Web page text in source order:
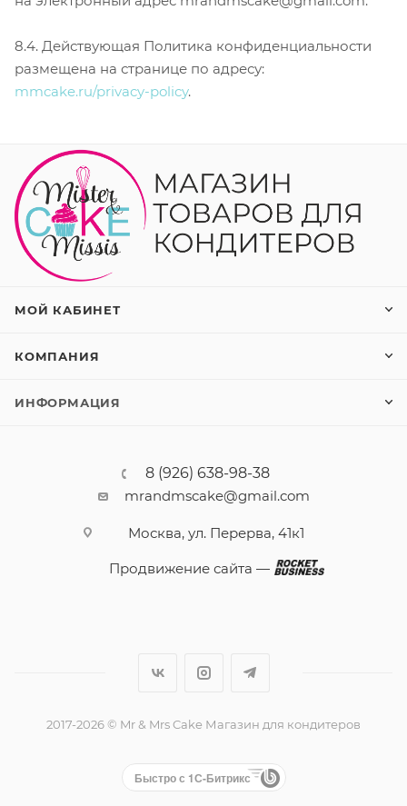
8.4. Действующая Политика конфиденциальности
размещена на странице по адресу:
mmcake.ru/privacy-policy.
МОЙ КАБИНЕТ
КОМПАНИЯ
ИНФОРМАЦИЯ
8 (926) 638-98-38
mrandmscake@gmail.com
Москва, ул. Перерва, 41к1
Продвижение сайта —
2017-2026 © Mr & Mrs Cake Магазин для кондитеров
Быстро с 1С-Битрикс